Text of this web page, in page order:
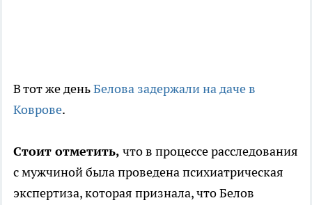
В тот же деньБелова задержали на даче в
Коврове.
Стоит отметить, что в процессе расследования
с мужчиной была проведена психиатрическая
экспертиза, которая признала, что Белов